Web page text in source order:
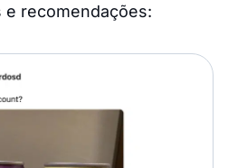
recomendações: